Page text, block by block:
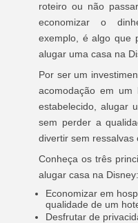
roteiro ou não
economizar o
exemplo, é algo que
alugar uma casa na
Por ser um
acomodação em
estabelecido, alugar
sem perder a
divertir sem ressalvas
Conheça os três
alugar casa na Disney:
Economizar em
qualidade de um
Desfrutar de